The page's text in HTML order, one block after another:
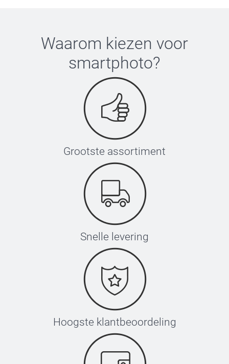
Waarom kiezen voor
smartphoto?
Grootste assortiment
Snelle levering
Hoogste klantbeoordeling